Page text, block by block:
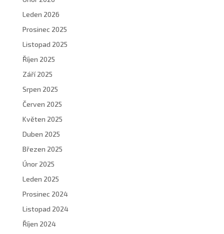
Leden 2026
Prosinec 2025
Listopad 2025
Říjen 2025
Září 2025
Srpen 2025
Červen 2025
Květen 2025
Duben 2025
Březen 2025
Únor 2025
Leden 2025
Prosinec 2024
Listopad 2024
Říjen 2024